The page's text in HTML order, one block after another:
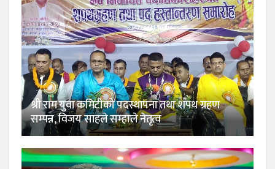
श्री राम युवा कमिटीको पदस्थापना तथा शपथ ग्रहण
सम्पन्न, विजय साहले सम्हाले नेतृत्व